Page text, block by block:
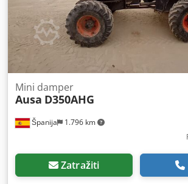
Španija 1.796 km
Mini damper
Ausa D350AHG
Zatražiti